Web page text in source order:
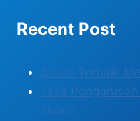
Recent Post
Solusi Terbaik
Jasa
Travel